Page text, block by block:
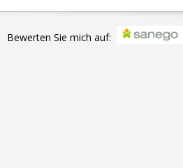
Bewerten Sie mich auf: